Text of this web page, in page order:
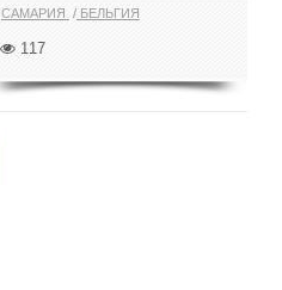
САМАРИЯ БЕЛЬГИЯ
117